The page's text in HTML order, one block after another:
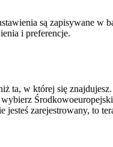
są zapisywane
i preferencje.
w której się
zarejestrowany, to